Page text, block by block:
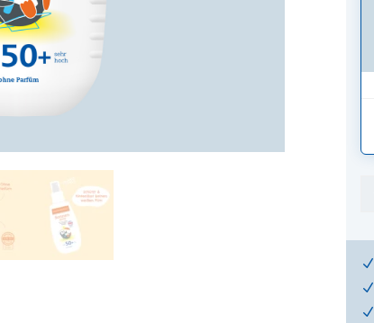
N
N
N